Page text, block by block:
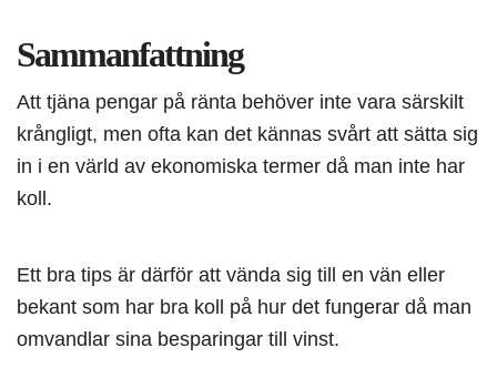
Sammanfattning
Att tjäna pengar på ränta behöver inte vara särskilt
krångligt, men ofta kan det kännas svårt att sätta sig
in i en värld av ekonomiska termer då man inte har
koll.
Ett bra tips är därför att vända sig till en vän eller
bekant som har bra koll på hur det fungerar då man
omvandlar sina besparingar till vinst.